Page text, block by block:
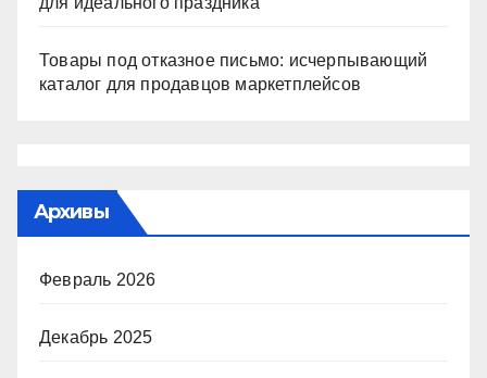
Товары под отказное письмо: исчерпывающий
каталог для продавцов маркетплейсов
Архивы
Февраль 2026
Декабрь 2025